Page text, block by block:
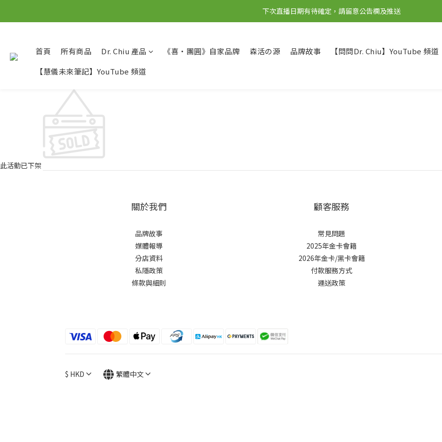
下次直播日期有待確定，請留意公告欄及推送
首頁 所有商品 Dr. Chiu 產品 《喜‧團圓》自家品牌 森活の源 品牌故事
【問問Dr. Chiu】YouTube 頻道
【慧儀未來筆記】YouTube 頻道
此活動已下架
關於我們
品牌故事
媒體報導
分店資料
私隱政策
條款與細則
顧客服務
常見問題
2025年金卡會籍
2026年金卡/黑卡會籍
付款服務方式
運送政策
$ HKD 繁體中文